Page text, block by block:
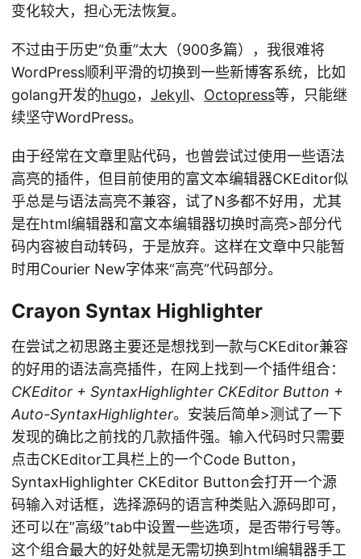
变化较大，担心无法恢复。
不过由于历史“负重”太大（900多篇），我很难将
WordPress顺利平滑的切换到一些新博客系统，比如
golang开发的hugo， Jekyll、 Octopress等，只能继
续坚守WordPress。
由于经常在文章里贴代码，也曾尝试过使用一些语法
高亮的插件，但目前使用的富文本编辑器CKEditor似
乎总是与语法高亮不兼容，试了N多都不好用，尤其
是在html编辑器和富文本编辑器切换时高亮>部分代
码内容被自动转码，于是放弃。这样在文章中只能暂
时用Courier New字体来“高亮”代码部分。
Crayon Syntax Highlighter
在尝试之初思路主要还是想找到一款与CKEditor兼容
的好用的语法高亮插件，在网上找到一个插件组合：
CKEditor + SyntaxHighlighter CKEditor Button +
Auto-SyntaxHighlighter。安装后简单>测试了一下
发现的确比之前找的几款插件强。输入代码时只需要
点击CKEditor工具栏上的一个Code Button，
SyntaxHighlighter CKEditor Button会打开一个源
码输入对话框，选择源码的语言种类贴入源码即可，
还可以在”高级”tab中设置一些选项，是否带行号等。
这个组合最大的好处就是无需切换到html编辑器手工